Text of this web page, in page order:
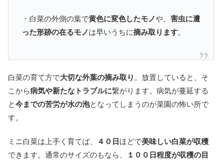
・白菜の外側の葉で黄色に変色したモノや、 害虫に遭
った形跡の在るモノは早いうちに摘み取ります。
白菜の育て方で大切な外葉の摘み取り 。放置していると、そ
こから病気や新たなトラブルに繋がります。病気が蔓延する
と今までの苦労が水の泡となってしまうのが菜園の怖い所で
す。
ミニ白菜は上手く育てば、 ４０日ほどで美味しい白菜が収穫
できます。通常のサイズのもなら、
１００日程度が収穫の目